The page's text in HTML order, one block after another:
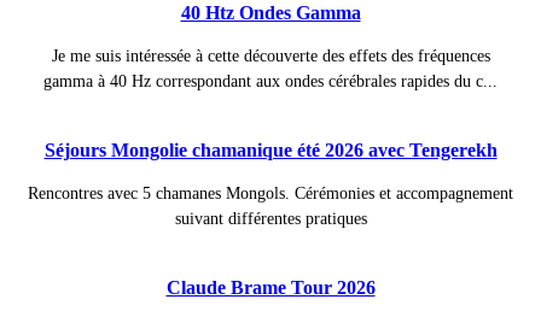
40 Htz Ondes Gamma
Je me suis intéressée à cette découverte des effets des fréquences
gamma à 40 Hz correspondant aux ondes cérébrales rapides du c...
Séjours Mongolie chamanique été 2026 avec Tengerekh
Rencontres avec 5 chamanes Mongols. Cérémonies et accompagnement
suivant différentes pratiques
Claude Brame Tour 2026